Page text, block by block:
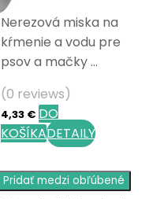
Nerezová miska na
kŕmenie a vodu pre
psov a mačky …
(0 reviews)
4,33 € DO
KOŠÍKADETAILY
Pridať medzi obľúbené